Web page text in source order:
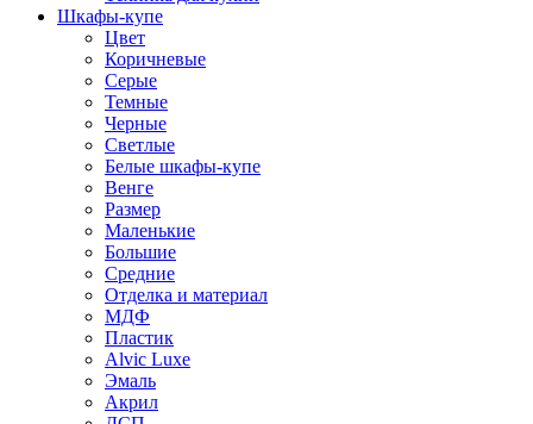
Шкафы-купе
Цвет
Коричневые
Серые
Темные
Черные
Светлые
Белые шкафы-купе
Венге
Размер
Маленькие
Большие
Средние
Отделка и материал
МДФ
Пластик
Alvic Luxe
Эмаль
Акрил